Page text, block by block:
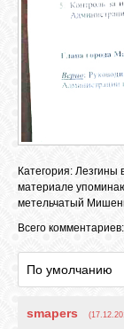
VK
GOOGLE+
TWITTER
FACEBOOK
Категория: Лезгины
материале
метельчатый
Всего комментариев:
smapers